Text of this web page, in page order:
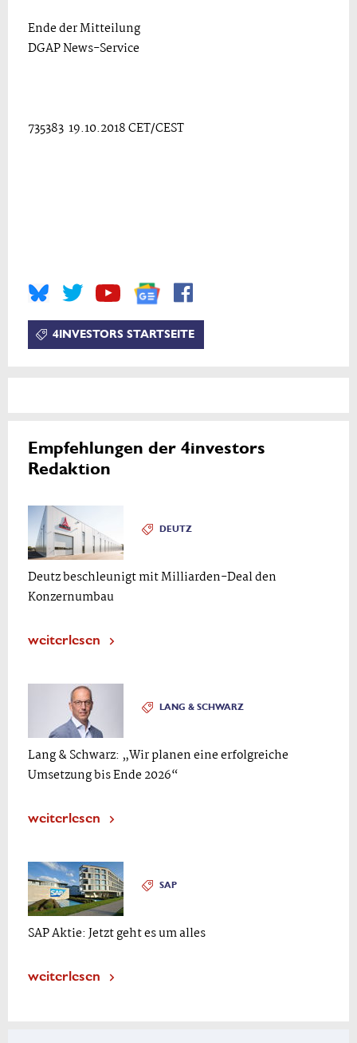
Ende der Mitteilung
DGAP News-Service
735383 19.10.2018 CET/CEST
4INVESTORS STARTSEITE
Empfehlungen der 4investors
Redaktion
DEUTZ
Deutz beschleunigt mit Milliarden-Deal den
Konzernumbau
weiterlesen
LANG & SCHWARZ
Lang & Schwarz: „Wir planen eine erfolgreiche
Umsetzung bis Ende 2026“
weiterlesen
SAP
SAP Aktie: Jetzt geht es um alles
weiterlesen